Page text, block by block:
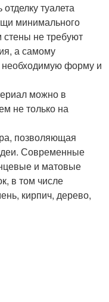
туалета
минимального
стены не требуют
а самому
необходимую форму и
можно в
не только на
позволяющая
Современные
и матовые
в том числе
кирпич, дерево,